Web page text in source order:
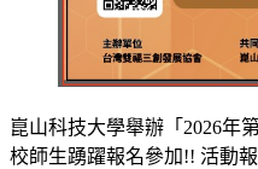
崑山科技大學舉辦「2026年
校師生踴躍報名參加!! 活動